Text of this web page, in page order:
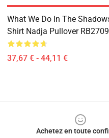
What We Do In The
Shirt Nadja Pullover RB2709
37,67 € - 44,11 €
Achetez en toute